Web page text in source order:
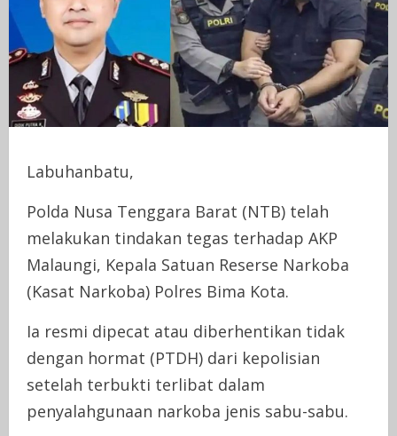
Labuhanbatu,
Polda Nusa Tenggara Barat (NTB) telah
melakukan tindakan tegas terhadap AKP
Malaungi, Kepala Satuan Reserse Narkoba
(Kasat Narkoba) Polres Bima Kota.
Ia resmi dipecat atau diberhentikan tidak
dengan hormat (PTDH) dari kepolisian
setelah terbukti terlibat dalam
penyalahgunaan narkoba jenis sabu-sabu.